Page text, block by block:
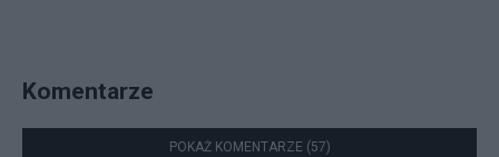
Komentarze
POKAŻ KOMENTARZE (57)